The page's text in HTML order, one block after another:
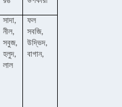
সাদা,
নীল,
সবুজ,
হলুদ,
লাল
ফল
সবজি,
উদ্ভিদ,
বাগান,